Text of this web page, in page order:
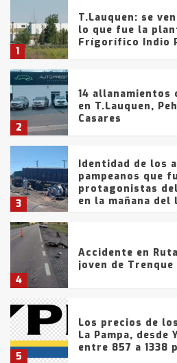
1
T.Lauquen: se
lo que fue la
Frígorífico Indio
2
14 allanamientos
en T.Lauquen,
Casares
3
Identidad de los
pampeanos que
protagonistas
en la mañana del
4
Accidente en
joven de Trenque
5
Los precios de
La Pampa, desde
entre 857 a 1338